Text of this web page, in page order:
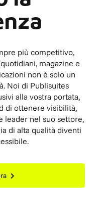
più competitivo,
magazine e
non è solo un
Noi di Publisuites
alla vostra portata,
di ottenere visibilità,
leader nel suo settore,
di alta qualità diventi